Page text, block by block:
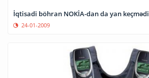
İqtisadi böhran NOKİA-dan da yan keçmədi
24-01-2009